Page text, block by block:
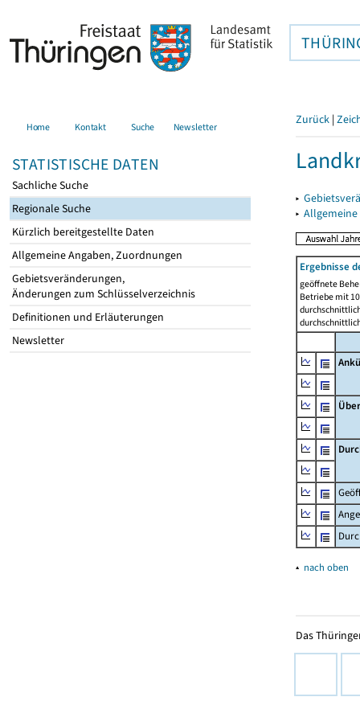
Home Kontakt Suche Newsletter
STATISTISCHE DATEN
Sachliche Suche
Regionale Suche
Kürzlich bereitgestellte Daten
Allgemeine Angaben, Zuordnungen
Gebietsveränderungen,
Änderungen zum Schlüsselverzeichnis
Definitionen und Erläuterungen
Newsletter
Zurück |
▸
▸
Ergebnisse
geöffnete
Betriebe mit
▴ nach oben
Das